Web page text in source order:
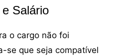
Salário
o cargo não foi
se que seja compatível